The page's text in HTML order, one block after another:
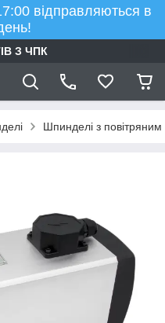
відправляються в
З ЧПК
Шпинделі з